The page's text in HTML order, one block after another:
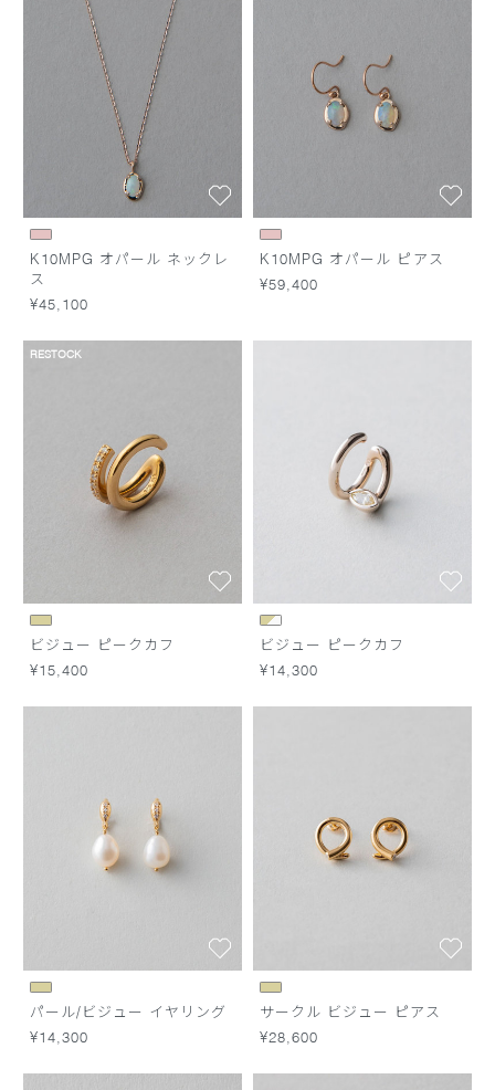
K10MPG オパール ネックレ
ス
¥45,100
K10MPG オパール ピアス
¥59,400
RESTOCK
ビジュー ピークカフ
¥15,400
ビジュー ピークカフ
¥14,300
パール/ビジュー イヤリング
¥14,300
サークル ビジュー ピアス
¥28,600